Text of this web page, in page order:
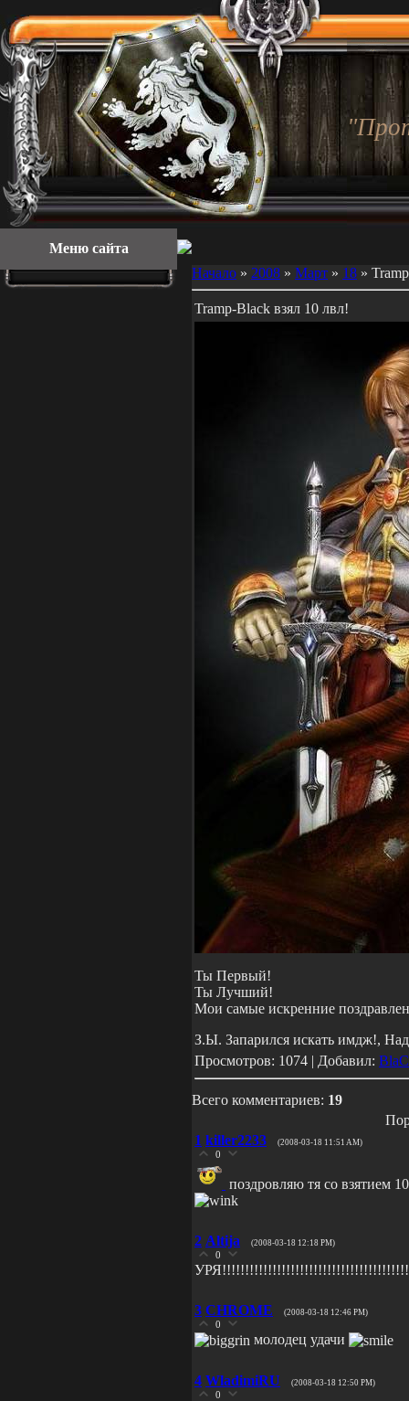
Меню сайта
Начало » 2008 » Март » 18 »
Tramp-Black взял 10 лвл!
Ты Первый!
Ты Лучший!
Мои самые искренние
З.Ы. Запарился искать имдж!,
Просмотров: 1074 | Добавил:
Всего комментариев: 19
1 killer2233 (2008-03-18 11:51 AM)
0
поздровляю тя со взятием
2 Altija (2008-03-18 12:18 PM)
0
3 CHROME (2008-03-18 12:46 PM)
0
молодец удачи
4 WladimiRU (2008-03-18 12:50 PM)
0